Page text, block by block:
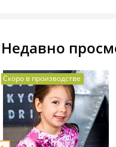
Недавно
Скоро в производстве